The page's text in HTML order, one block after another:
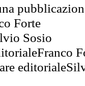
Forte
Sosio